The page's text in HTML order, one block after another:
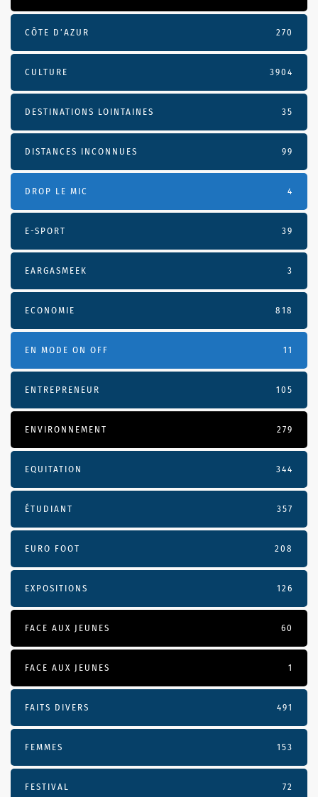
CÔTE D’AZUR 270
CULTURE 3904
DESTINATIONS LOINTAINES 35
DISTANCES INCONNUES 99
DROP LE MIC 4
E-SPORT 39
EARGASMEEK 3
ECONOMIE 818
EN MODE ON OFF 11
ENTREPRENEUR 105
ENVIRONNEMENT 279
EQUITATION 344
ÉTUDIANT 357
EURO FOOT 208
EXPOSITIONS 126
FACE AUX JEUNES 60
FACE AUX JEUNES 1
FAITS DIVERS 491
FEMMES 153
FESTIVAL 72